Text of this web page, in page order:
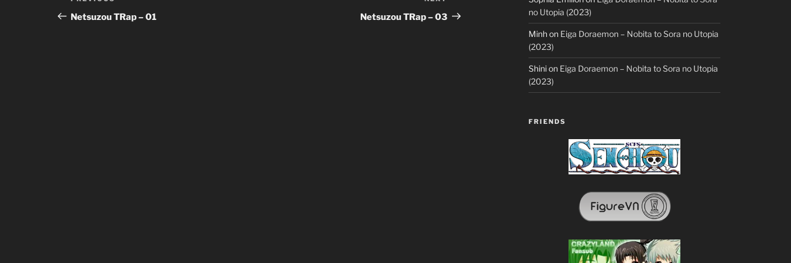
navigation
Post
Netsuzou TRap – 01
Post
Netsuzou TRap – 03
no Utopia (2023)
Minhon Eiga Doraemon – Nobita to Sora no Utopia
(2023)
Shinion Eiga Doraemon – Nobita to Sora no Utopia
(2023)
FRIENDS